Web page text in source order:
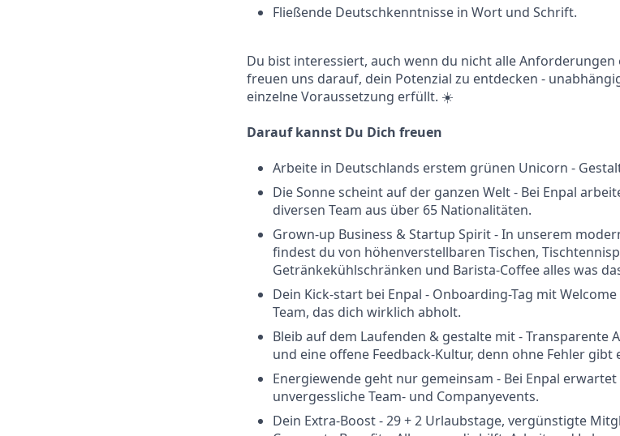
Fließende Deutschkenntnisse in Wort und Schrift.
Du bist interessiert, auch wenn du nicht alle
freuen uns darauf, dein Potenzial zu entdecken -
einzelne Voraussetzung erfüllt. ☀️
Darauf kannst Du Dich freuen
Arbeite in Deutschlands erstem grünen Unicorn -
Die Sonne scheint auf der ganzen Welt - Bei Enpal
diversen Team aus über 65 Nationalitäten.
Grown-up Business & Startup Spirit - In unserem
findest du von höhenverstellbaren Tischen,
Getränkekühlschränken und Barista-Coffee alles was
Dein Kick-start bei Enpal - Onboarding-Tag mit
Team, das dich wirklich abholt.
Bleib auf dem Laufenden & gestalte mit - Transparente
und eine offene Feedback-Kultur, denn ohne Fehler gibt
Energiewende geht nur gemeinsam - Bei Enpal
unvergessliche Team- und Companyevents.
Dein Extra-Boost - 29 + 2 Urlaubstage, vergünstigte